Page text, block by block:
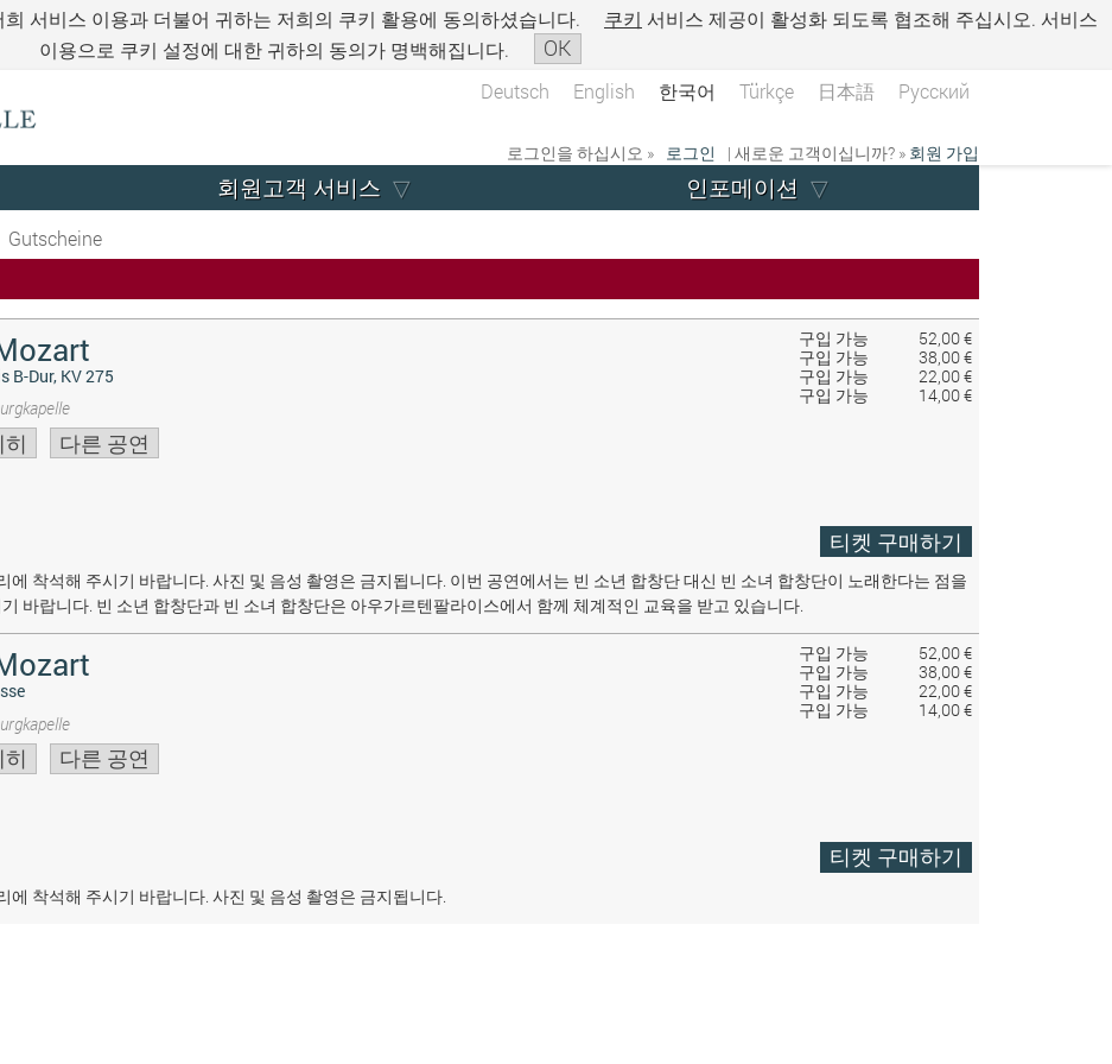
서비스 이용과 더불어 귀하는 저희의 쿠키 활용에 동의하셨습니다. 쿠키 서비스 제공이 활성화 되도록 협조해 주십시오. 서비스
이용으로 쿠키 설정에 대한 귀하의 동의가 명백해집니다.
OK
Deutsch English 한국어 Türkçe 日本語 Русский
로그인을 하십시오 » 로그인 | 새로운 고객이십니까? » 회원 가입
회원고객 서비스 인포메이션
Gutscheine
구입 가능
52,00 €
구입 가능
38,00 €
구입 가능
22,00 €
구입 가능
14,00 €
B-Dur, KV 275
다른 공연
티켓 구매하기
에 착석해 주시기 바랍니다. 사진 및 음성 촬영은 금지됩니다. 이번 공연에서는 빈 소년 합창단 대신 빈 소녀 합창단이 노래한다는 점을
바랍니다. 빈 소년 합창단과 빈 소녀 합창단은 아우가르텐팔라이스에서 함께 체계적인 교육을 받고 있습니다.
구입 가능
52,00 €
구입 가능
38,00 €
구입 가능
22,00 €
구입 가능
14,00 €
다른 공연
티켓 구매하기
에 착석해 주시기 바랍니다. 사진 및 음성 촬영은 금지됩니다.